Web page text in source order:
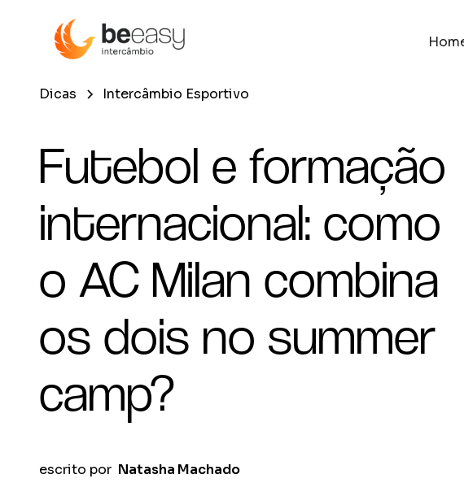
Dicas Intercâmbio Esportivo
Futebol e formação
internacional: como
o AC Milan combina
os dois no summer
camp?
escrito por Natasha Machado